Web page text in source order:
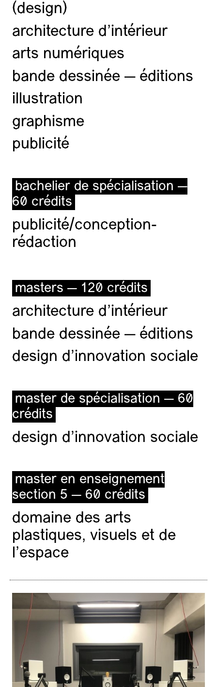
(design)
architecture d’intérieur
arts numériques
bande dessinée — éditions
illustration
graphisme
publicité
bachelier de spécialisation —
60 crédits
publicité/conception-
rédaction
masters — 120 crédits
architecture d’intérieur
bande dessinée — éditions
design d'innovation sociale
master de spécialisation — 60
crédits
design d'innovation sociale
master en enseignement
section 5 — 60 crédits
domaine des arts
plastiques, visuels et de
l’espace